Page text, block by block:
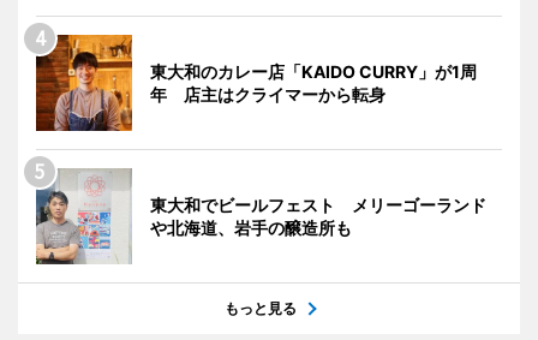
東大和のカレー店「KAIDO CURRY」が1周
年 店主はクライマーから転身
東大和でビールフェスト メリーゴーランド
や北海道、岩手の醸造所も
もっと見る